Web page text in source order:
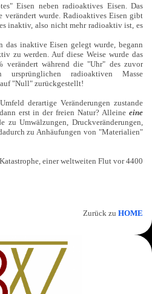
Eisen neben radioaktives Eisen. Das
verändert wurde. Radioaktives Eisen gibt
inaktiv, also nicht mehr radioaktiv ist, es
das inaktive Eisen gelegt wurde, begann
zu werden. Auf diese Weise wurde das
verändert während die "Uhr" des zuvor
radioaktiven Masse
"Null" zurückgestellt!
derartige Veränderungen zustande
erst in der freien Natur? Alleine eine
zu Umwälzungen, Druckveränderungen,
zu Anhäufungen von "Materialien"
einer weltweiten Flut vor 4400
Zurück zu HOME